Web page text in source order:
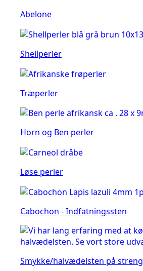
Abelone
Shellperler
Træperler
Horn og Ben perler
Løse perler
Cabochon - Indfatningssten
Smykke/halvædelsten på streng